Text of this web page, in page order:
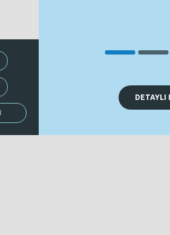
DETAYLI